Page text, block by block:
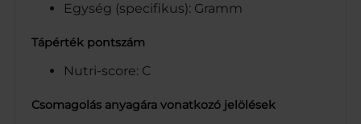
Egység (specifikus): Gramm
Tápérték pontszám
Nutri-score: C
Csomagolás anyagára vonatkozó jelölések